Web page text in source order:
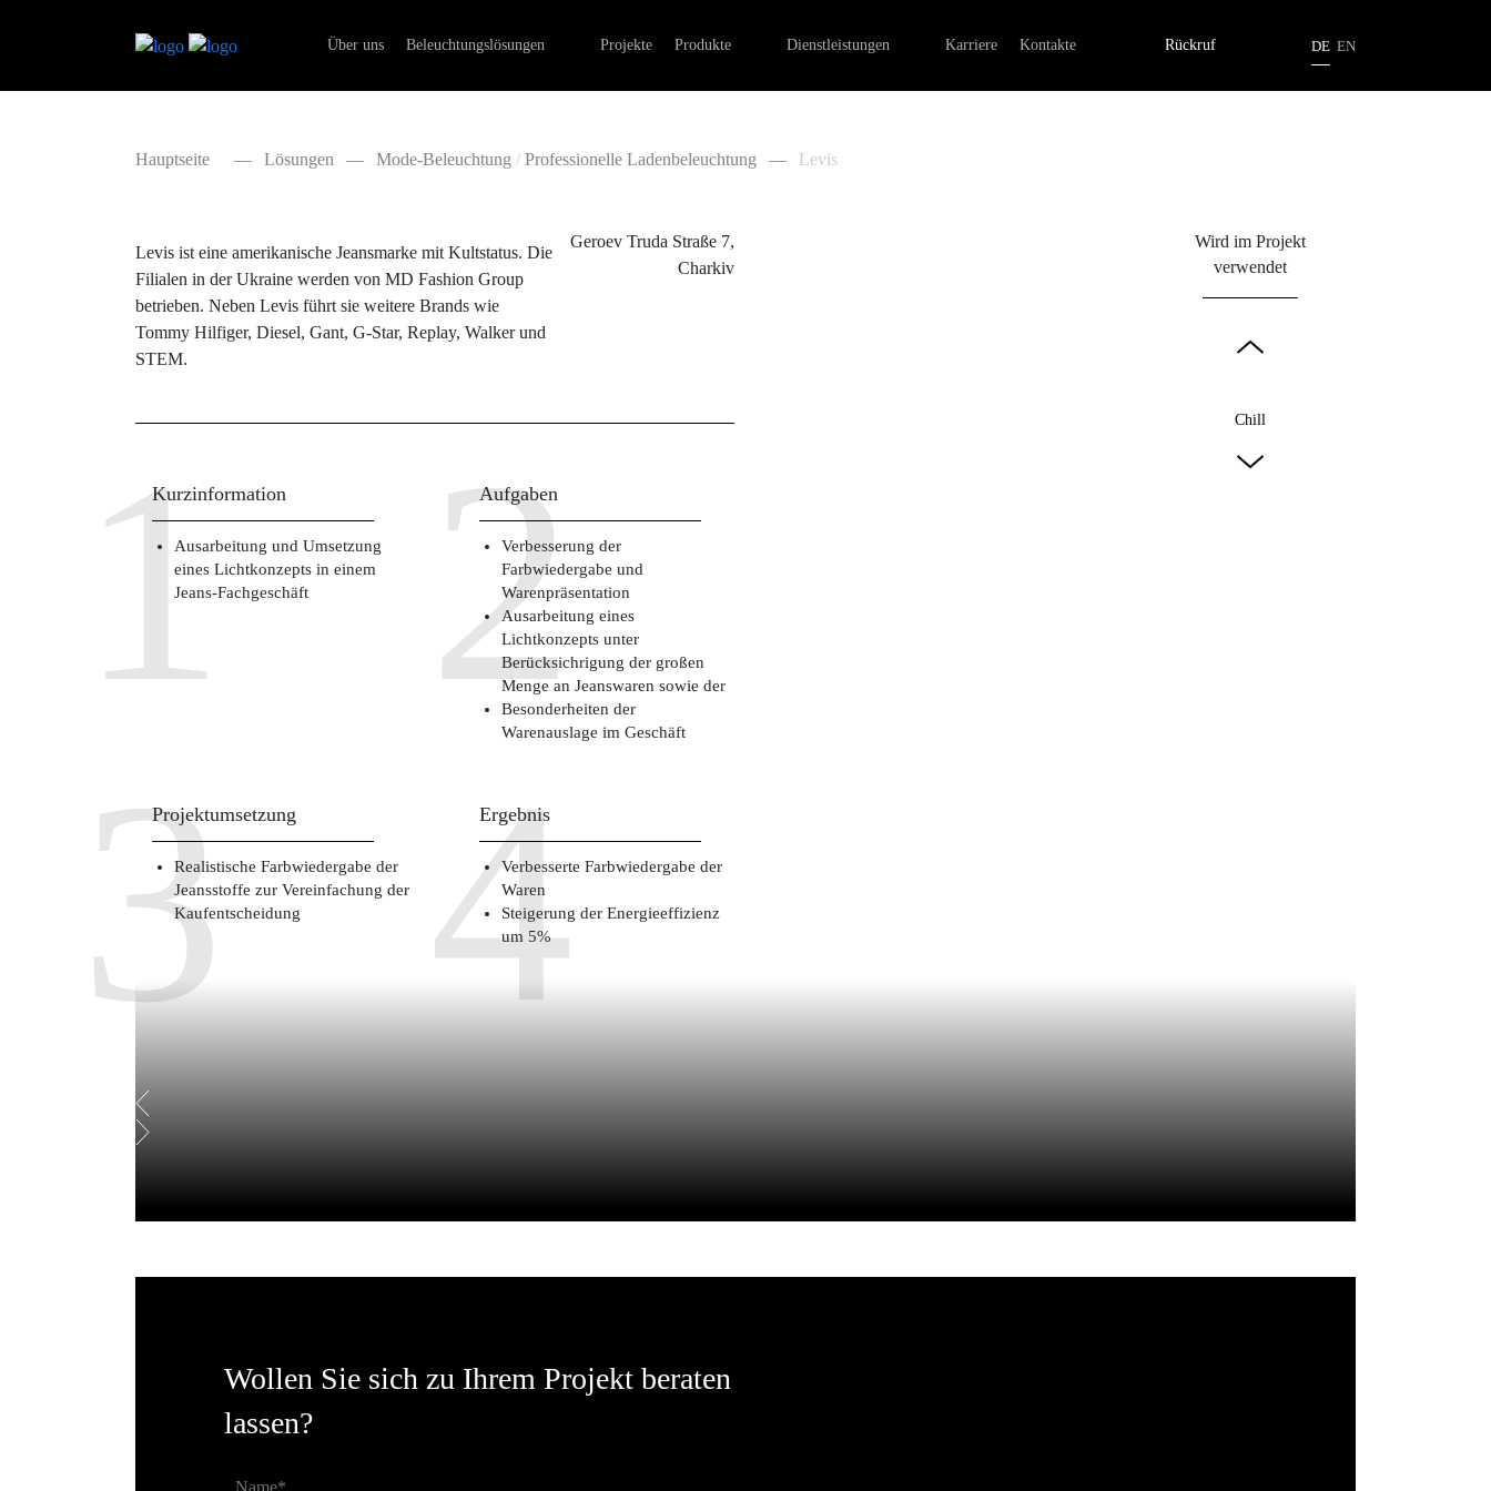
Über uns Beleuchtungslösungen
Industriebeleuchtung
Projekte Produkte Dienstleistungen
Lichtdesign, Entwicklung von Lichtkonzepten
Karriere Kontakte Rückruf EN
DE
Hauptseite — Lösungen — Mode-Beleuchtung / Professionelle Ladenbeleuchtung — Levis
Levis ist eine amerikanische Jeansmarke mit Kultstatus. Die
Filialen in der Ukraine werden von MD Fashion Group
betrieben. Neben Levis führt sie weitere Brands wie
Tommy Hilfiger, Diesel, Gant, G-Star, Replay, Walker und
STEM.
Geroev Truda Straße 7,
Charkiv
Kurzinformation
Ausarbeitung und Umsetzung
eines Lichtkonzepts in einem
Jeans-Fachgeschäft
Aufgaben
Verbesserung der
Farbwiedergabe und
Warenpräsentation
Ausarbeitung eines
Lichtkonzepts unter
Berücksichrigung der großen
Menge an Jeanswaren sowie der
Besonderheiten der
Warenauslage im Geschäft
Projektumsetzung
Realistische Farbwiedergabe der
Jeansstoffe zur Vereinfachung der
Kaufentscheidung
Ergebnis
Verbesserte Farbwiedergabe der
Waren
Steigerung der Energieeffizienz
um 5%
Wird im Projekt
verwendet
Chill
Wollen Sie sich zu Ihrem Projekt beraten
lassen?